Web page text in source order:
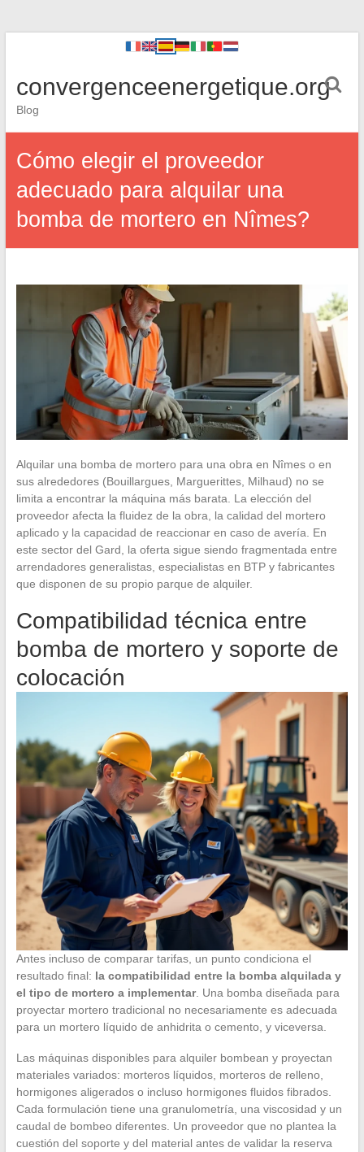
convergenceenergetique.org
Blog
Cómo elegir el proveedor
adecuado para alquilar una
bomba de mortero en Nîmes?
Alquilar una bomba de mortero para una obra en Nîmes o en
sus alrededores (Bouillargues, Marguerittes, Milhaud) no se
limita a encontrar la máquina más barata. La elección del
proveedor afecta la fluidez de la obra, la calidad del mortero
aplicado y la capacidad de reaccionar en caso de avería. En
este sector del Gard, la oferta sigue siendo fragmentada entre
arrendadores generalistas, especialistas en BTP y fabricantes
que disponen de su propio parque de alquiler.
Compatibilidad técnica entre
bomba de mortero y soporte de
colocación
Antes incluso de comparar tarifas, un punto condiciona el
resultado final: la compatibilidad entre la bomba alquilada y
el tipo de mortero a implementar. Una bomba diseñada para
proyectar mortero tradicional no necesariamente es adecuada
para un mortero líquido de anhidrita o cemento, y viceversa.
Las máquinas disponibles para alquiler bombean y proyectan
materiales variados: morteros líquidos, morteros de relleno,
hormigones aligerados o incluso hormigones fluidos fibrados.
Cada formulación tiene una granulometría, una viscosidad y un
caudal de bombeo diferentes. Un proveedor que no plantea la
cuestión del soporte y del material antes de validar la reserva